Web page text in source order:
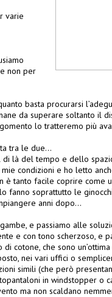
varie
non per
basta procurarsi
da superare soltanto il
lo tratteremo più
tra le due…
là del tempo e dello
condizioni e ho letto
tanto facile coprire come
fanno soprattutto le
anni dopo…
e passiamo alle
e con tono scherzoso, e
cotone, che sono
nei vari uffici o
simili (che però
in windstopper o
ma non scaldano